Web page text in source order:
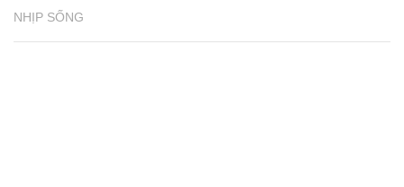
NHỊP SỐNG